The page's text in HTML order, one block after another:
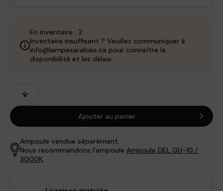
En inventaire : 2
Inventaire insuffisant ? Veuillez communiquer à
info@lampesarabais.ca pour connaître la
disponibilité et les délais.
produits
Ajouter au panier
Ampoule vendue séparément.
Nous recommandons l'ampoule Ampoule DEL GU-10 /
3000K